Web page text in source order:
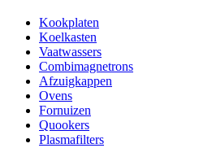
Kookplaten
Koelkasten
Vaatwassers
Combimagnetrons
Afzuigkappen
Ovens
Fornuizen
Quookers
Plasmafilters